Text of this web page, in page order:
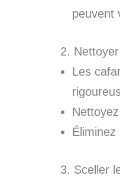
peuvent
2.
Les
Éliminez
3. Sceller